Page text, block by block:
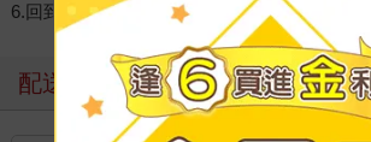
6.回到故鄉
配送方式